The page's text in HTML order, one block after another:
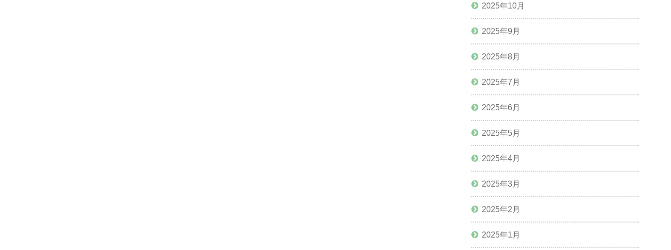
2025年10月
2025年9月
2025年8月
2025年7月
2025年6月
2025年5月
2025年4月
2025年3月
2025年2月
2025年1月